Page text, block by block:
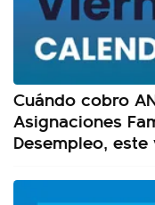
Cuándo cobro
Asignaciones
Desempleo,